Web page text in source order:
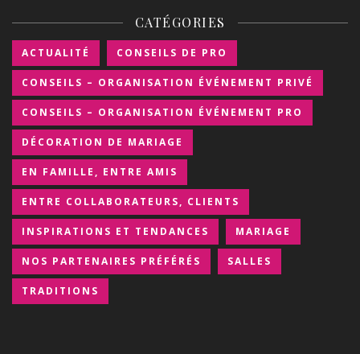
CATÉGORIES
ACTUALITÉ CONSEILS DE PRO
CONSEILS – ORGANISATION ÉVÉNEMENT PRIVÉ
CONSEILS – ORGANISATION ÉVÉNEMENT PRO
DÉCORATION DE MARIAGE
EN FAMILLE, ENTRE AMIS
ENTRE COLLABORATEURS, CLIENTS
INSPIRATIONS ET TENDANCES MARIAGE
NOS PARTENAIRES PRÉFÉRÉS SALLES
TRADITIONS